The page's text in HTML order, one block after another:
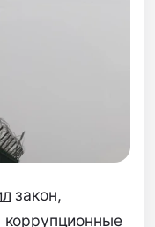
закон,